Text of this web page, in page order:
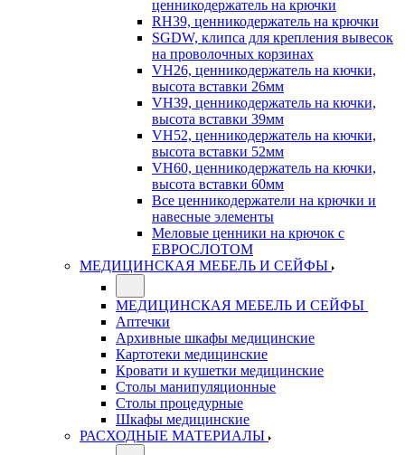
ценникодержатель на крючки
RH39, ценникодержатель на крючки
SGDW, клипса для крепления вывесок
на проволочных корзинах
VH26, ценникодержатель на кючки,
высота вставки 26мм
VH39, ценникодержатель на кючки,
высота вставки 39мм
VH52, ценникодержатель на кючки,
высота вставки 52мм
VH60, ценникодержатель на кючки,
высота вставки 60мм
Все ценникодержатели на крючки и
навесные элементы
Меловые ценники на крючок с
ЕВРОСЛОТОМ
МЕДИЦИНСКАЯ МЕБЕЛЬ И СЕЙФЫ
МЕДИЦИНСКАЯ МЕБЕЛЬ И СЕЙФЫ
Аптечки
Архивные шкафы медицинские
Картотеки медицинские
Кровати и кушетки медицинские
Столы манипуляционные
Столы процедурные
Шкафы медицинские
РАСХОДНЫЕ МАТЕРИАЛЫ